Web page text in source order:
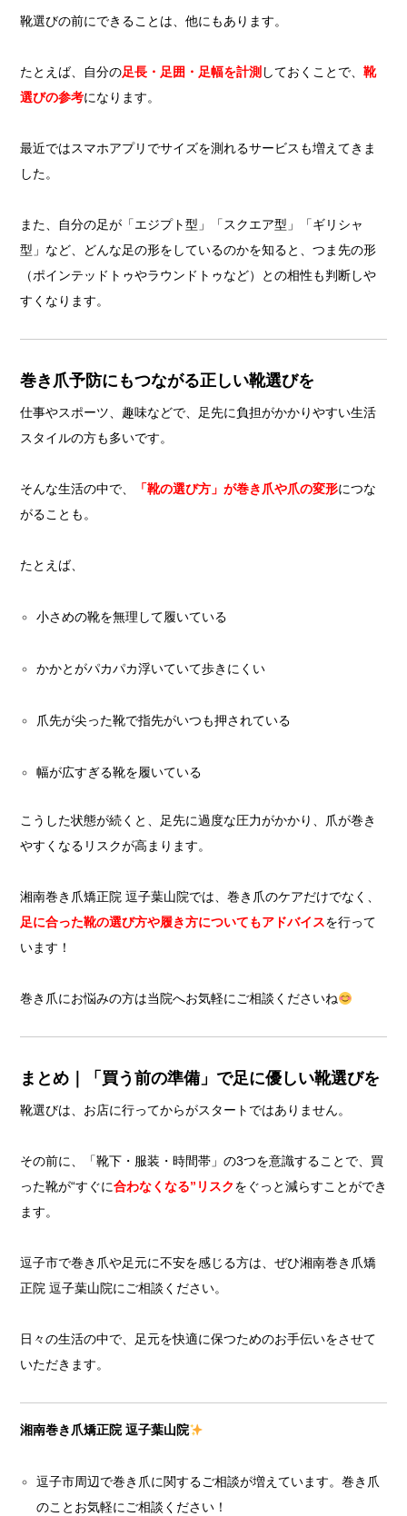
靴選びの前にできることは、他にもあります。
たとえば、自分の足長・足囲・足幅を計測 しておくことで、 靴
選びの参考になります。
最近ではスマホアプリでサイズを測れるサービスも増えてきま
した。
また、自分の足が「エジプト型」「スクエア型」「ギリシャ
型」など、どんな足の形をしているのかを知ると、つま先の形
（ポインテッドトゥやラウンドトゥなど）との相性も判断しや
すくなります。
巻き爪予防にもつながる正しい靴選びを
仕事やスポーツ、趣味などで、足先に負担がかかりやすい生活
スタイルの方も多いです。
そんな生活の中で、 「靴の選び方」が巻き爪や爪の変形につな
がることも。
たとえば、
小さめの靴を無理して履いている
かかとがパカパカ浮いていて歩きにくい
爪先が尖った靴で指先がいつも押されている
幅が広すぎる靴を履いている
こうした状態が続くと、足先に過度な圧力がかかり、爪が巻き
やすくなるリスクが高まります。
湘南巻き爪矯正院 逗子葉山院では、巻き爪のケアだけでなく、
足に合った靴の選び方や履き方についてもアドバイスを行って
います！
巻き爪にお悩みの方は当院へお気軽にご相談くださいね
まとめ｜「買う前の準備」で足に優しい靴選びを
靴選びは、お店に行ってからがスタートではありません。
その前に、「靴下・服装・時間帯」の3つを意識することで、買
った靴が“すぐに合わなくなる”リスクをぐっと減らすことができ
ます。
逗子市で巻き爪や足元に不安を感じる方は、ぜひ湘南巻き爪矯
正院 逗子葉山院にご相談ください。
日々の生活の中で、足元を快適に保つためのお手伝いをさせて
いただきます。
湘南巻き爪矯正院 逗子葉山院
逗子市周辺で巻き爪に関するご相談が増えています。巻き爪
のことお気軽にご相談ください！